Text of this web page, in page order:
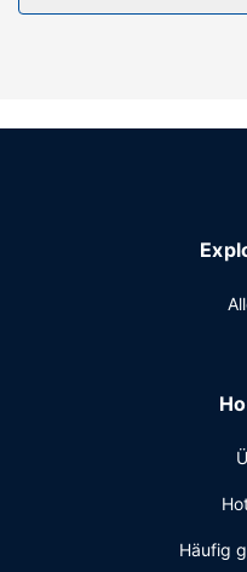
Kostenloses WLAN, ein
Verkaufsautomat.
bleib bequem auf deinem
Frühstück ist im Preis
ein
ohne Service
Häufig